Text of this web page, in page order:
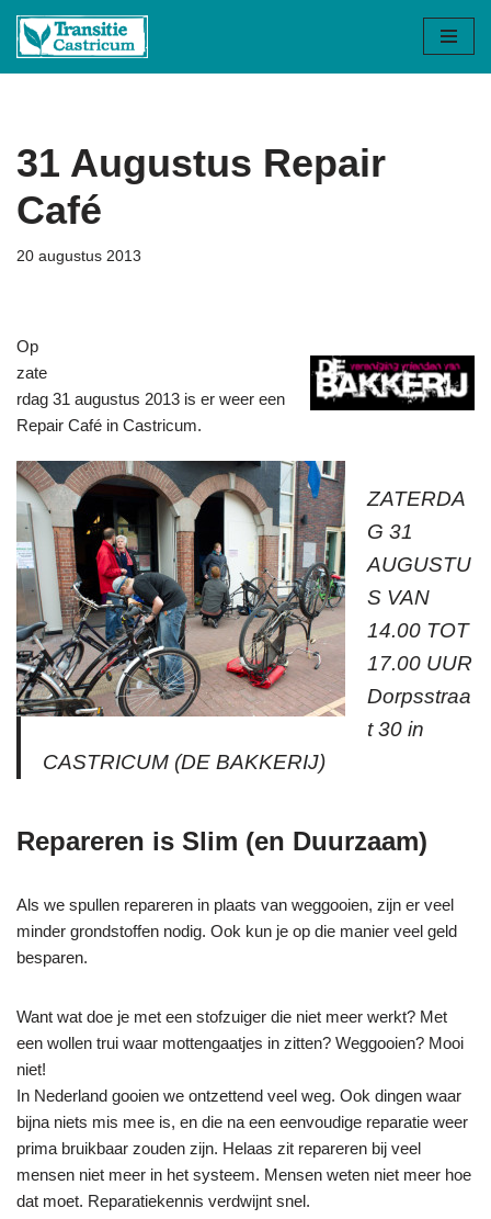
Ga
31 Augustus Repair
Café
20 augustus 2013
Op
zate
rdag 31 augustus 2013 is er weer een
Repair Café in Castricum.
ZATERDA
G 31
AUGUSTU
S VAN
14.00 TOT
17.00 UUR
Dorpsstraa
t 30 in
CASTRICUM (DE BAKKERIJ)
Repareren is Slim (en Duurzaam)
Als we spullen repareren in plaats van weggooien, zijn er veel
minder grondstoffen nodig. Ook kun je op die manier veel geld
besparen.
Want wat doe je met een stofzuiger die niet meer werkt? Met
een wollen trui waar mottengaatjes in zitten? Weggooien? Mooi
niet!
In Nederland gooien we ontzettend veel weg. Ook dingen waar
bijna niets mis mee is, en die na een eenvoudige reparatie weer
prima bruikbaar zouden zijn. Helaas zit repareren bij veel
mensen niet meer in het systeem. Mensen weten niet meer hoe
dat moet. Reparatiekennis verdwijnt snel.